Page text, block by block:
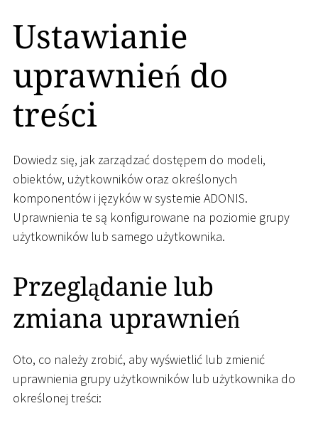
Ustawianie
uprawnień do
treści
Dowiedz się, jak zarządzać dostępem do modeli,
obiektów, użytkowników oraz określonych
komponentów i języków w systemie ADONIS.
Uprawnienia te są konfigurowane na poziomie grupy
użytkowników lub samego użytkownika.
Przeglądanie lub
zmiana uprawnień
Oto, co należy zrobić, aby wyświetlić lub zmienić
uprawnienia grupy użytkowników lub użytkownika do
określonej treści: